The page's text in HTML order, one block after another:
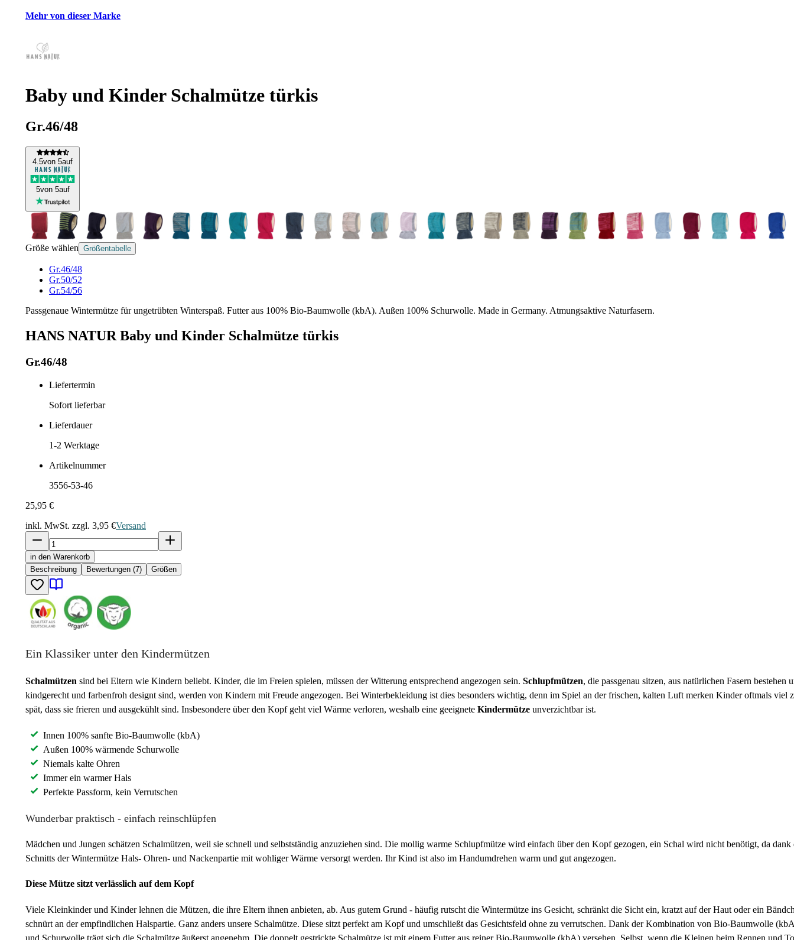
Mehr von dieser Marke
Baby und Kinder Schalmütze türkis
Gr.46/48
4.5von 5auf
5von 5auf
Größe wählen Größentabelle
Gr.46/48
Gr.50/52
Gr.54/56
Passgenaue Wintermütze für ungetrübten Winterspaß. Futter aus 100% Bio-Baumwolle (kbA). Außen 100% Schurwolle. Made in Germany. Atmungsaktive Naturfasern.
HANS NATUR Baby und Kinder Schalmütze türkis
Gr.46/48
Liefertermin
Sofort lieferbar
Lieferdauer
1-2 Werktage
Artikelnummer
3556-53-46
25,95 €
inkl. MwSt. zzgl. 3,95 €Versand
in den Warenkorb
Beschreibung
Bewertungen (7) Größen
Ein Klassiker unter den Kindermützen
Schalmützen sind bei Eltern wie Kindern beliebt. Kinder, die im Freien spielen, müssen der Witterung entsprechend angezogen sein. Schlupfmützen, die passgenau sitzen, aus natürlichen Fasern bestehen
kindgerecht und farbenfroh designt sind, werden von Kindern mit Freude angezogen. Bei Winterbekleidung ist dies besonders wichtig, denn im Spiel an der frischen, kalten Luft merken Kinder oftmals viel
spät, dass sie frieren und ausgekühlt sind. Insbesondere über den Kopf geht viel Wärme verloren, weshalb eine geeignete Kindermütze unverzichtbar ist.
Innen 100% sanfte Bio-Baumwolle (kbA)
Außen 100% wärmende Schurwolle
Niemals kalte Ohren
Immer ein warmer Hals
Perfekte Passform, kein Verrutschen
Wunderbar praktisch - einfach reinschlüpfen
Mädchen und Jungen schätzen Schalmützen, weil sie schnell und selbstständig anzuziehen sind. Die mollig warme Schlupfmütze wird einfach über den Kopf gezogen, ein Schal wird nicht benötigt, da dank
Schnitts der Wintermütze Hals- Ohren- und Nackenpartie mit wohliger Wärme versorgt werden. Ihr Kind ist also im Handumdrehen warm und gut angezogen.
Diese Mütze sitzt verlässlich auf dem Kopf
Viele Kleinkinder und Kinder lehnen die Mützen, die ihre Eltern ihnen anbieten, ab. Aus gutem Grund - häufig rutscht die Wintermütze ins Gesicht, schränkt die Sicht ein, kratzt auf der Haut oder ein
schnürt an der empfindlichen Halspartie. Ganz anders unsere Schalmütze. Diese sitzt perfekt am Kopf und umschließt das Gesichtsfeld ohne zu verrutschen. Dank der Kombination von Bio-Baumwolle
und Schurwolle trägt sich die Schalmütze äußerst angenehm. Die doppelt gestrickte Schalmütze ist mit einem Futter aus reiner Bio-Baumwolle (kbA) versehen. Selbst, wenn die Kleinen beim Rennen und